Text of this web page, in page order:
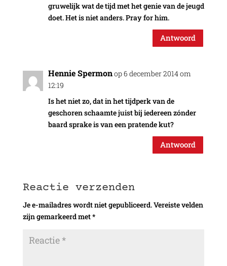
gruwelijk wat de tijd met het genie van de jeugd
doet. Het is niet anders. Pray for him.
Antwoord
Hennie Spermonop 6 december 2014 om
12:19
Is het niet zo, dat in het tijdperk van de
geschoren schaamte juist bij iedereen zónder
baard sprake is van een pratende kut?
Antwoord
Reactie verzenden
Je e-mailadres wordt niet gepubliceerd.Vereiste velden
zijn gemarkeerd met*